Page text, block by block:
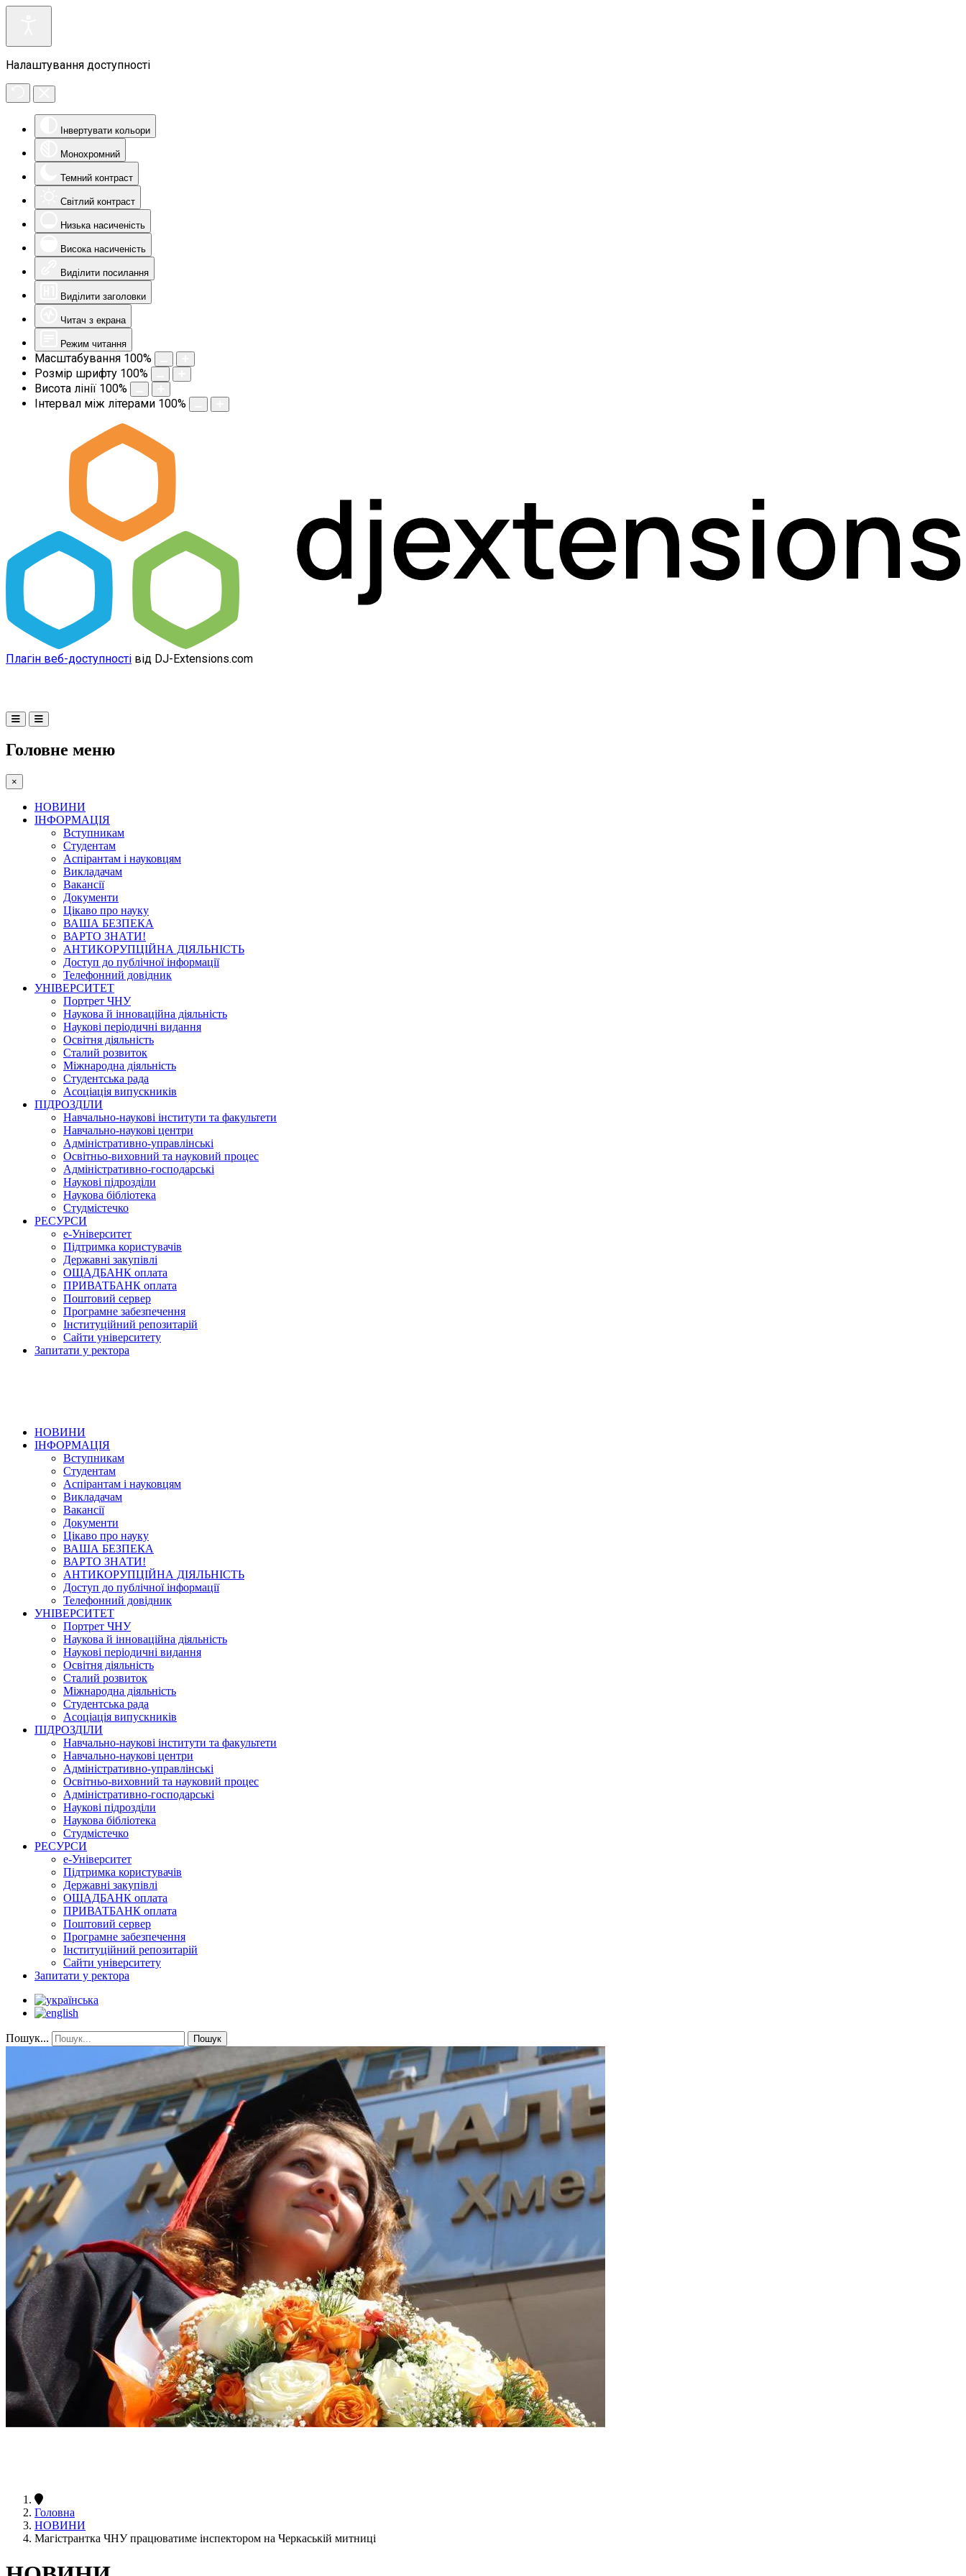
Налаштування доступності
Інвертувати кольори
Монохромний
Темний контраст
Світлий контраст
Низька насиченість
Висока насиченість
Виділити посилання
Виділити заголовки
Читач з екрана
Режим читання
Масштабування 100%
Розмір шрифту 100%
Висота лінії 100%
Інтервал між літерами 100%
Плагін веб-доступності від DJ-Extensions.com
Головне меню
×
НОВИНИ
ІНФОРМАЦІЯ
Вступникам
Студентам
Аспірантам і науковцям
Викладачам
Вакансії
Документи
Цікаво про науку
ВАША БЕЗПЕКА
ВАРТО ЗНАТИ!
АНТИКОРУПЦІЙНА ДІЯЛЬНІСТЬ
Доступ до публічної інформації
Телефонний довідник
УНІВЕРСИТЕТ
Портрет ЧНУ
Наукова й інноваційна діяльність
Наукові періодичні видання
Освітня діяльність
Сталий розвиток
Міжнародна діяльність
Студентська рада
Асоціація випускників
ПІДРОЗДІЛИ
Навчально-наукові інститути та факультети
Навчально-наукові центри
Адміністративно-управлінські
Освітньо-виховний та науковий процес
Адміністративно-господарські
Наукові підрозділи
Наукова бібліотека
Студмістечко
РЕСУРСИ
е-Університет
Підтримка користувачів
Державні закупівлі
ОЩАДБАНК оплата
ПРИВАТБАНК оплата
Поштовий сервер
Програмне забезпечення
Інституційний репозитарій
Сайти університету
Запитати у ректора
НОВИНИ
ІНФОРМАЦІЯ
Вступникам
Студентам
Аспірантам і науковцям
Викладачам
Вакансії
Документи
Цікаво про науку
ВАША БЕЗПЕКА
ВАРТО ЗНАТИ!
АНТИКОРУПЦІЙНА ДІЯЛЬНІСТЬ
Доступ до публічної інформації
Телефонний довідник
УНІВЕРСИТЕТ
Портрет ЧНУ
Наукова й інноваційна діяльність
Наукові періодичні видання
Освітня діяльність
Сталий розвиток
Міжнародна діяльність
Студентська рада
Асоціація випускників
ПІДРОЗДІЛИ
Навчально-наукові інститути та факультети
Навчально-наукові центри
Адміністративно-управлінські
Освітньо-виховний та науковий процес
Адміністративно-господарські
Наукові підрозділи
Наукова бібліотека
Студмістечко
РЕСУРСИ
е-Університет
Підтримка користувачів
Державні закупівлі
ОЩАДБАНК оплата
ПРИВАТБАНК оплата
Поштовий сервер
Програмне забезпечення
Інституційний репозитарій
Сайти університету
Запитати у ректора
Пошук... Пошук
Головна
НОВИНИ
Магістрантка ЧНУ працюватиме інспектором на Черкаській митниці